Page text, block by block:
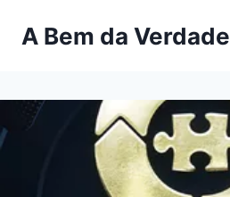
paraA Bem da Verdade